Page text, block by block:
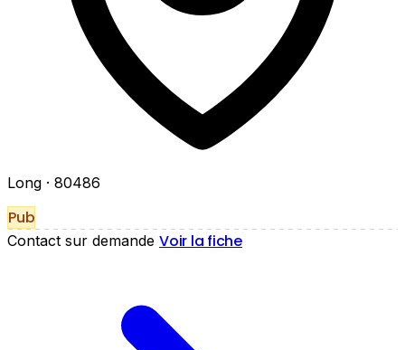
Long · 80486
Pub
Contact sur demande Voir la fiche